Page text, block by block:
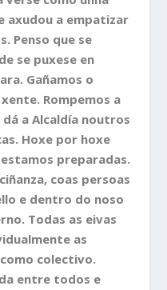
axudou a empatizar
Penso que se
se puxese en
Gañamos o
Rompemos a
a Alcaldía noutros
Hoxe por hoxe
preparadas.
coas persoas
e dentro do noso
Todas as eivas
as
colectivo.
entre todos e